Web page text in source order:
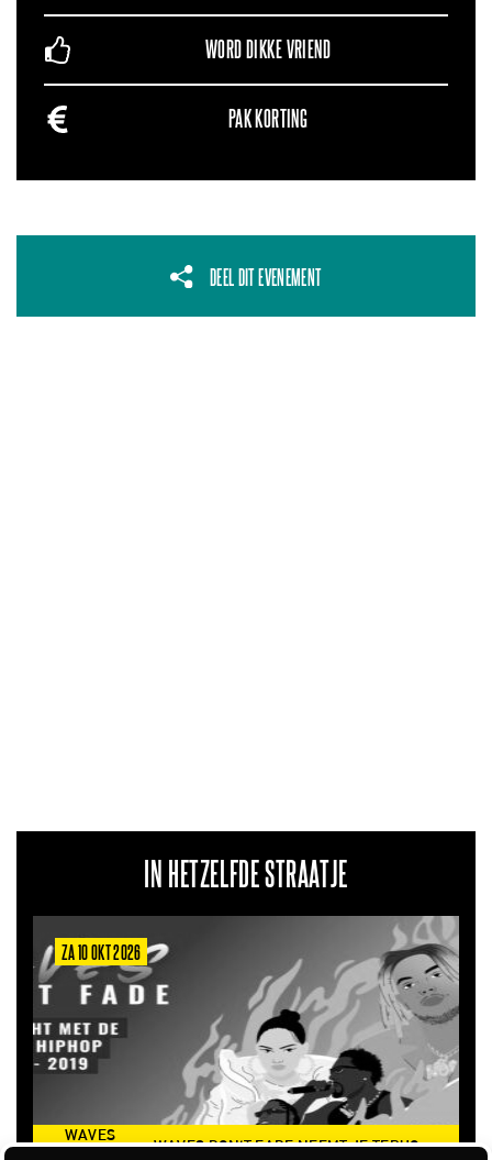
WORD DIKKE VRIEND
PAK KORTING
DEEL DIT EVENEMENT
IN HETZELFDE STRAATJE
ZA 10 OKT 2026
WAVES
WAVES DON'T FADE NEEMT JE TERUG